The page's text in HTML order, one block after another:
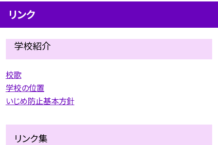
リンク
学校紹介
校歌
学校の位置
いじめ防止基本方針
リンク集